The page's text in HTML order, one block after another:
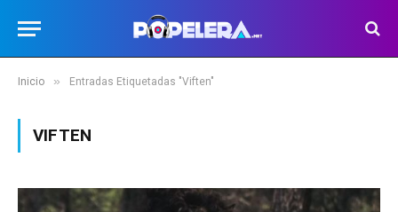
Inicio » Entradas Etiquetadas "Viften"
VIFTEN